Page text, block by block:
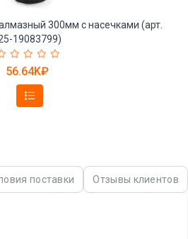
300мм с насечками (арт.
19083799)
56.64K₽
поставки Отзывы клиентов